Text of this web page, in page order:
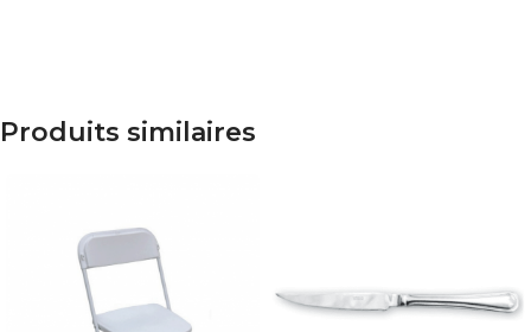
Produits similaires